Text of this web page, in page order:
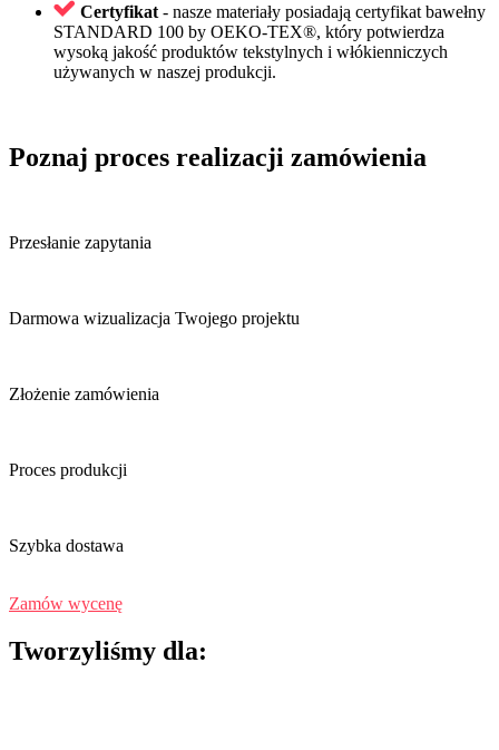
Certyfikat - nasze materiały posiadają certyfikat bawełny
STANDARD 100 by OEKO-TEX®, który potwierdza
wysoką jakość produktów tekstylnych i włókienniczych
używanych w naszej produkcji.
Poznaj proces realizacji zamówienia
Przesłanie zapytania
Darmowa wizualizacja Twojego projektu
Złożenie zamówienia
Proces produkcji
Szybka dostawa
Zamów wycenę
Tworzyliśmy dla: